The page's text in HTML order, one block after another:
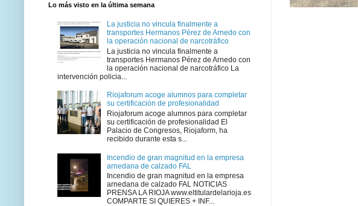
Lo más visto en la última semana
La justicia no vincula finalmente a
transportes Hermanos Pérez de Arnedo con
la operación nacional de narcotráfico
La justicia no vincula finalmente a
transportes Hermanos Pérez de Arnedo con
la operación nacional de narcotráfico La
intervención policia...
Riojaforum acoge alumnos para completar
su certificación de profesionalidad
Riojaforum acoge alumnos para completar
su certificación de profesionalidad El
Palacio de Congresos, Riojaform, ha
recibido durante esta s...
Incendio de gran magnitud en la empresa
arnedana de calzado FAL
Incendio de gran magnitud en la empresa
arnedana de calzado FAL NOTICIAS
PRENSA LA RIOJA www.eltitulardelarioja.es
COMPARTE SI QUIERES + INF...